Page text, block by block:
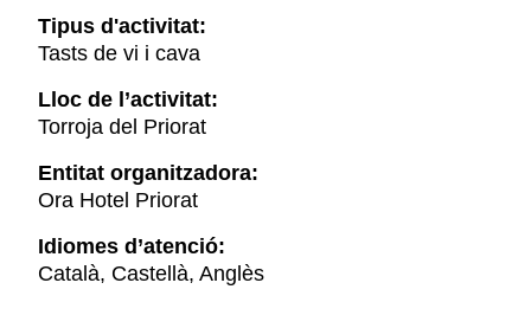
Tipus d'activitat:
Tasts de vi i cava
Lloc de l’activitat:
Torroja del Priorat
Entitat organitzadora:
Ora Hotel Priorat
Idiomes d’atenció:
Català, Castellà, Anglès